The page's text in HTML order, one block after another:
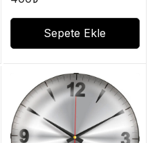
Sepete Ekle